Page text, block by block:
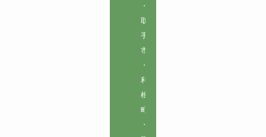
・
取
手
市
・
利
根
町
・